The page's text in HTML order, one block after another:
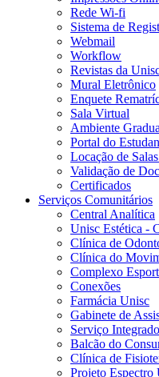
Rede Wi-fi
Sistema de
Webmail
Workflow
Revistas da
Mural Eletrônico
Enquete
Sala Virtual
Ambiente
Portal do
Locação de
Validação de
Certificados
Serviços Comunitários
Central Analítica
Unisc Estética -
Clínica de
Clínica do
Complexo
Conexões
Farmácia Unisc
Gabinete de
Serviço
Balcão do
Clínica de
Projeto Espectro